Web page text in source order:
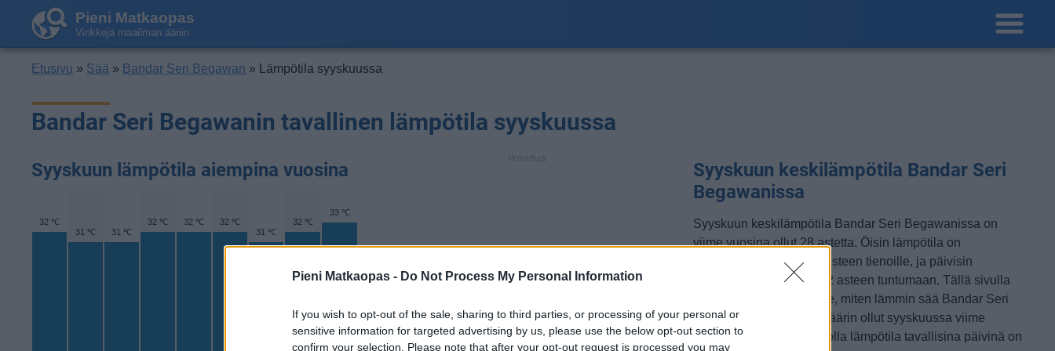
Pieni Matkaopas - Do Not Process My Personal Information
If you wish to opt-out of the sale, sharing to third parties, or processing of your personal or
sensitive information for targeted advertising by us, please use the below opt-out section to
confirm your selection. Please note that after your opt-out request is processed you may
Pieni Matkaopas
Vinkkejä maailman ääriin
Etusivu » Sää » Bandar Seri Begawan » Lämpötila syyskuussa
Bandar Seri Begawanin tavallinen lämpötila syyskuussa
Syyskuun lämpötila aiempina vuosina
32 ℃
31 ℃ 31 ℃
32 ℃ 32 ℃ 32 ℃
31 ℃
32 ℃
33 ℃
Syyskuun keskilämpötila Bandar Seri
Begawanissa
Syyskuun keskilämpötila Bandar Seri Begawanissa on
viime vuosina ollut 28 astetta. Öisin lämpötila on
tyypillisesti laskenut 25 asteen tienoille, ja päivisin
lämpötila on kohonnut 32 asteen tuntumaan. Tällä sivulla
olevasta kaaviosta näkee, miten lämmin sää Bandar Seri
Begawanissa on keskimäärin ollut syyskuussa viime
vuosina ja vaihteluväli, jolla lämpötila tavallisina päivinä on